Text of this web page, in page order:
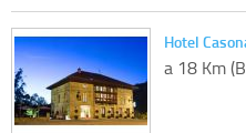
Hotel
a 18 Km